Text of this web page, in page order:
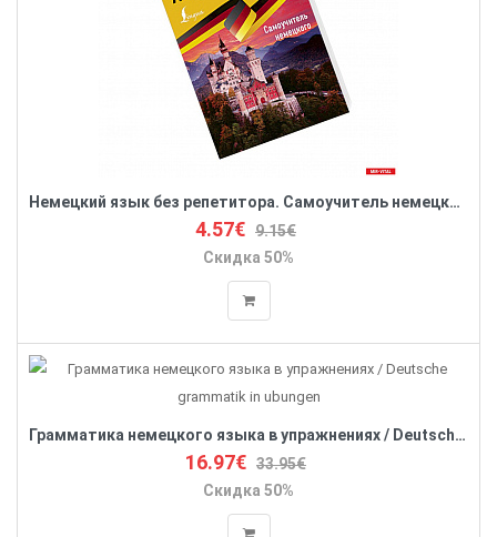
Немецкий язык без репетитора. Самоучитель немецкого языка
4.57€ 9.15€
Скидка 50%
Грамматика немецкого языка в упражнениях / Deutsche grammatik in ubungen
16.97€ 33.95€
Скидка 50%